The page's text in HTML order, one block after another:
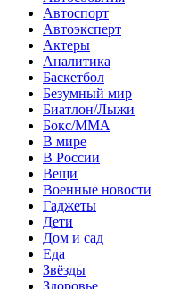
Автоспорт
Автоэксперт
Актеры
Аналитика
Баскетбол
Безумный мир
Биатлон/Лыжи
Бокс/MMA
В мире
В России
Вещи
Военные новости
Гаджеты
Дети
Дом и сад
Еда
Звёзды
Здоровье